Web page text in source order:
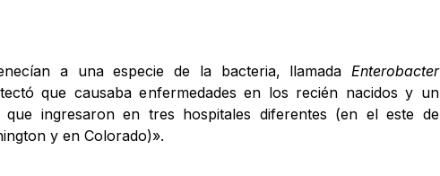
a una especie de la bacteria, llamada Enterobacter
que causaba enfermedades en los recién nacidos y un
que ingresaron en tres hospitales diferentes (en el este de
y en Colorado)».